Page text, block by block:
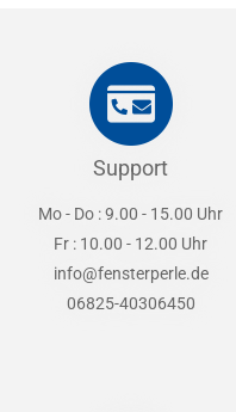
Support
Mo - Do : 9.00 - 15.00 Uhr
Fr : 10.00 - 12.00 Uhr
info@fensterperle.de
06825-40306450